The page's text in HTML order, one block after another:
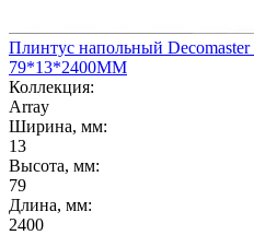
Плинтус напольный
79*13*2400ММ
Коллекция:
Array
Ширина, мм:
13
Высота, мм:
79
Длина, мм:
2400